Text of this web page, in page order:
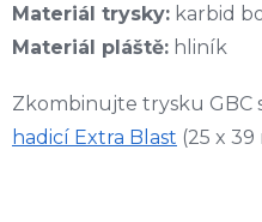
Materiál trysky: karbid
Materiál pláště: hliník
Zkombinujte trysku GBC
hadicí Extra Blast (25 x 39